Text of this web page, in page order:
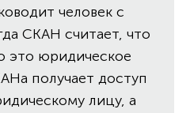
человек с
СКАН считает, что
это юридическое
получает доступ
лицу, а